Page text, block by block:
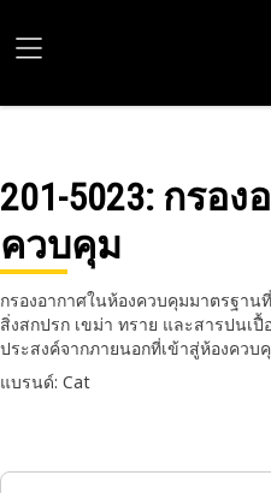
201-5023: กรอง
ควบคุม
กรองอากาศในห้องควบคุมมาตรฐา
สิ่งสกปรก เขม่า ทราย และสารปนเ
ประสงค์จากภายนอกที่เข้าสู่ห้องควบ
แบรนด์: Cat